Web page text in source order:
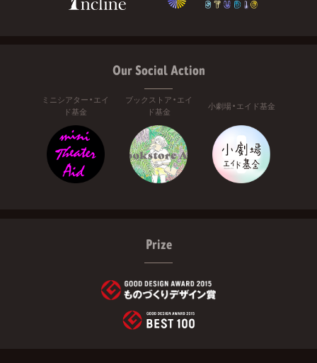
Our Social Action
ミニシアター・エイ
ド基金
ブックストア・エイ
ド基金
小劇場・エイド基金
Prize